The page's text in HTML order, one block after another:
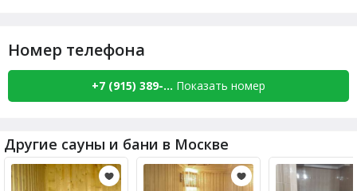
Номер телефона
+7 (915) 389-... Показать номер
Другие сауны и бани в Москве